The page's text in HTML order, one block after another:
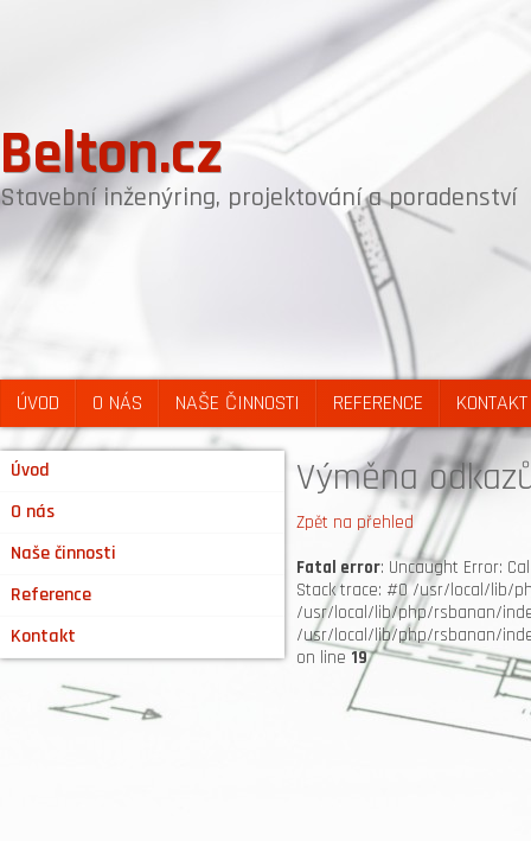
Belton.cz
Stavební inženýring, projektování a poradenství
ÚVOD O NÁS NAŠE ČINNOSTI REFERENCE KONTAKT
Úvod
O nás
Naše činnosti
Reference
Kontakt
Výměna
Zpět na přehled
Fatal error: Uncaught Error:
Stack trace: #0 /usr/local/lib/
/usr/local/lib/php/rsbanan/
/usr/local/lib/php/rsbanan/
on line19